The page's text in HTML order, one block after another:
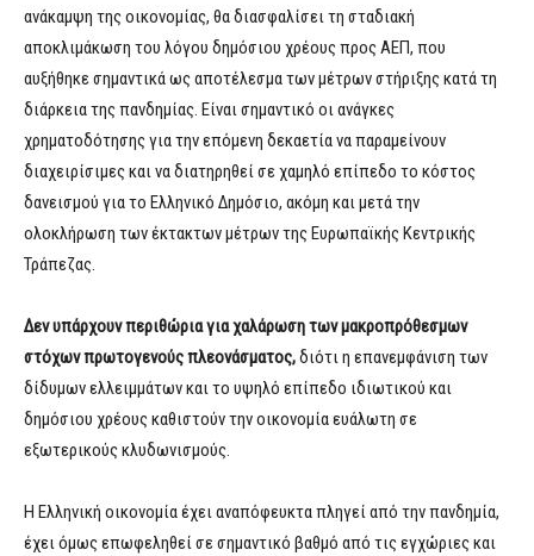
ανάκαμψη της οικονομίας, θα διασφαλίσει τη σταδιακή
αποκλιμάκωση του λόγου δημόσιου χρέους προς ΑΕΠ, που
αυξήθηκε σημαντικά ως αποτέλεσμα των μέτρων στήριξης κατά τη
διάρκεια της πανδημίας. Είναι σημαντικό οι ανάγκες
χρηματοδότησης για την επόμενη δεκαετία να παραμείνουν
διαχειρίσιμες και να διατηρηθεί σε χαμηλό επίπεδο το κόστος
δανεισμού για το Ελληνικό Δημόσιο, ακόμη και μετά την
ολοκλήρωση των έκτακτων μέτρων της Ευρωπαϊκής Κεντρικής
Τράπεζας.
Δεν υπάρχουν περιθώρια για χαλάρωση των μακροπρόθεσμων
στόχων πρωτογενούς πλεονάσματος,διότι η επανεμφάνιση των
δίδυμων ελλειμμάτων και το υψηλό επίπεδο ιδιωτικού και
δημόσιου χρέους καθιστούν την οικονομία ευάλωτη σε
εξωτερικούς κλυδωνισμούς.
Η Ελληνική οικονομία έχει αναπόφευκτα πληγεί από την πανδημία,
έχει όμως επωφεληθεί σε σημαντικό βαθμό από τις εγχώριες και